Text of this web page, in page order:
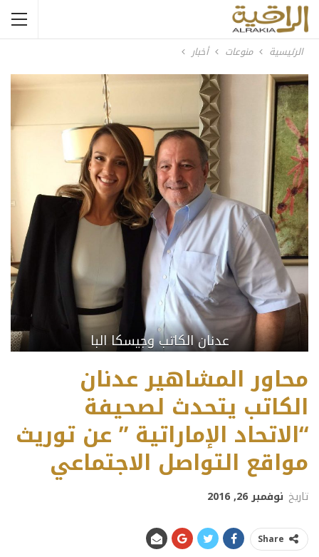
الرئيسية منوعات أخبار
عدنان الكاتب وجيسكا البا
محاور المشاهير عدنان
الكاتب يتحدث لصحيفة
“الاتحاد الإماراتية ” عن توريث
مواقع التواصل الاجتماعي
تاريخ نوفمبر 26, 2016
Share